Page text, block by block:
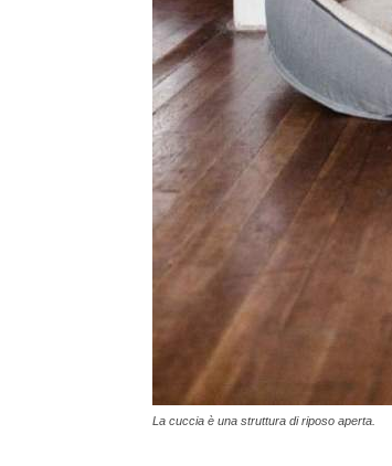
La cuccia è una struttura di riposo aperta.